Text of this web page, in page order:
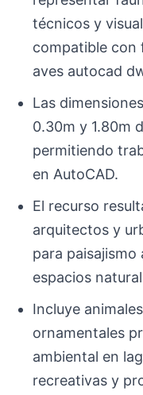
técnicos y
compatible con
aves autocad
Las
0.30m y 1.80m
permitiendo
en AutoCAD.
El recurso
arquitectos y
para
espacios
Incluye
ornamentales
ambiental en
recreativas y